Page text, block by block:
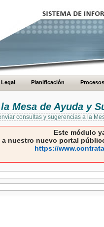
Legal Planificación Procesos
Mesa de Ayuda y
consultas y sugerencias a la
Este módulo
a nuestro nuevo portal
https://